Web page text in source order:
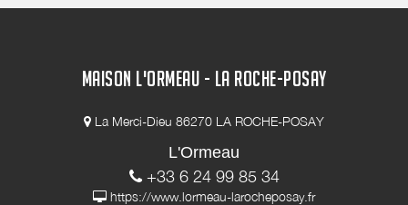
MAISON L'ORMEAU - LA ROCHE-POSAY
La Merci-Dieu 86270 LA ROCHE-POSAY
L'Ormeau
+33 6 24 99 85 34
https://www.lormeau-larocheposay.fr